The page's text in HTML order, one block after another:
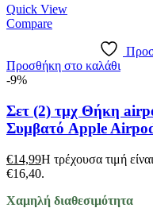
Quick View
Compare
Προσθήκη στο καλάθι
-9%
Σετ (2) τμχ Θήκη
Συμβατό Apple
€14,99Η τρέχουσα τιμή
€16,40.
Χαμηλή διαθεσιμότητα